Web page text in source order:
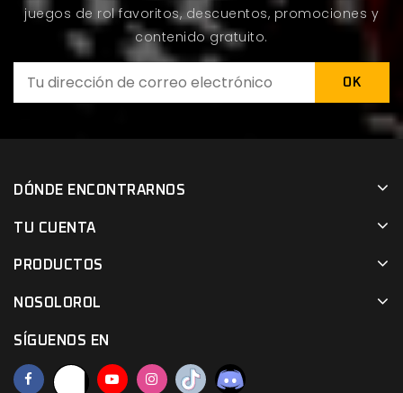
juegos de rol favoritos, descuentos, promociones y
contenido gratuito.
DÓNDE ENCONTRARNOS
TU CUENTA
PRODUCTOS
NOSOLOROL
SÍGUENOS EN